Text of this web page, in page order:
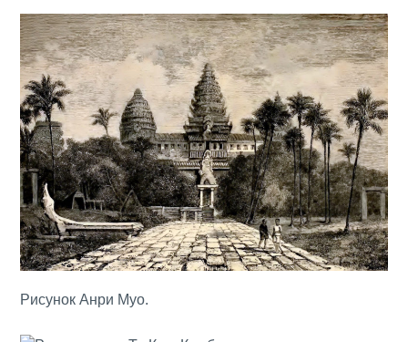
Рисунок Анри Муо.